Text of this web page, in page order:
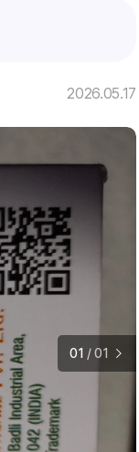
2026.05.17
01 /01